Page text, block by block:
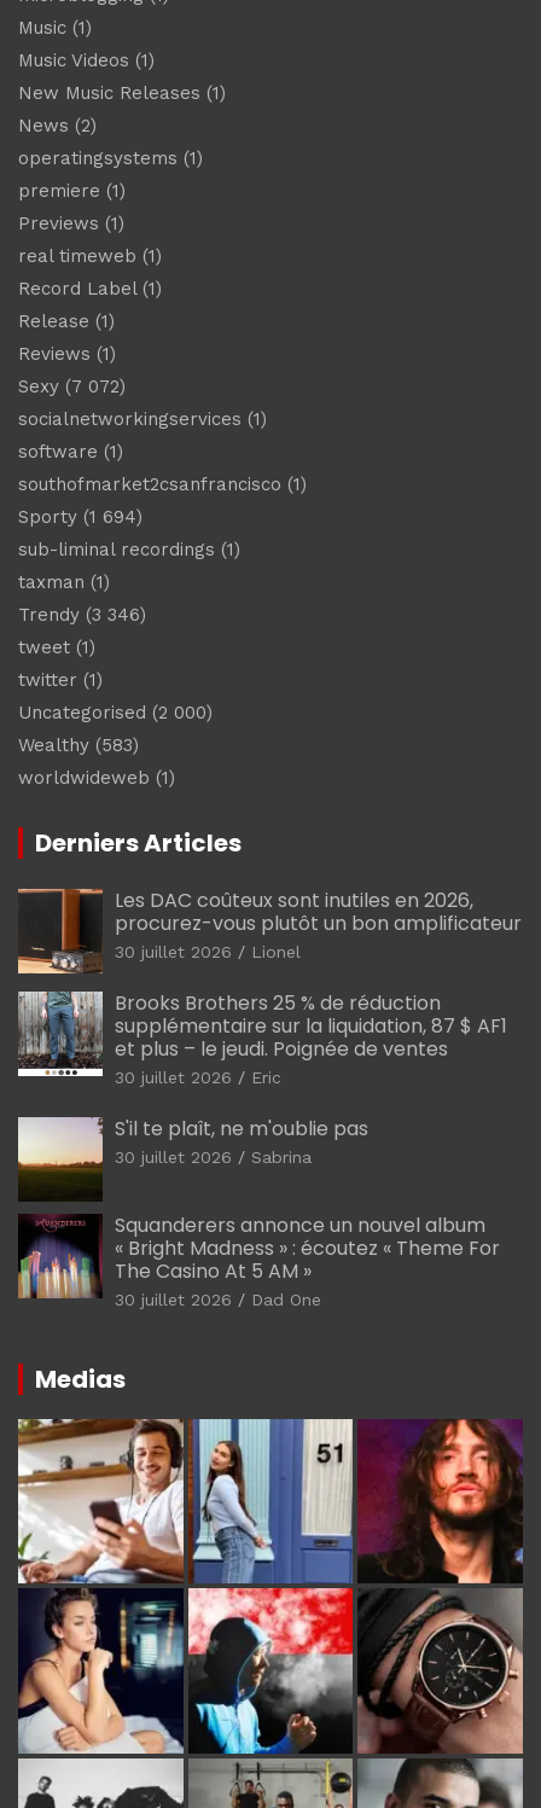
Music (1)
Music Videos (1)
New Music Releases (1)
News (2)
operatingsystems (1)
premiere (1)
Previews (1)
real timeweb (1)
Record Label(1)
Release (1)
Reviews (1)
Sexy (7 072)
socialnetworkingservices (1)
software (1)
southofmarket2csanfrancisco (1)
Sporty (1 694)
sub-liminal recordings (1)
taxman (1)
Trendy (3 346)
tweet (1)
twitter (1)
Uncategorised (2 000)
Wealthy (583)
worldwideweb (1)
Derniers Articles
Les DAC coûteux sont inutiles en 2026,
procurez-vous plutôt un bon amplificateur
30 juillet 2026 Lionel
Brooks Brothers 25 % de réduction
supplémentaire sur la liquidation, 87 $ AF1
et plus – le jeudi. Poignée de ventes
30 juillet 2026 Eric
S'il te plaît, ne m'oublie pas
30 juillet 2026 Sabrina
Squanderers annonce un nouvel album
« Bright Madness » : écoutez « Theme For
The Casino At 5 AM »
30 juillet 2026 Dad One
Medias